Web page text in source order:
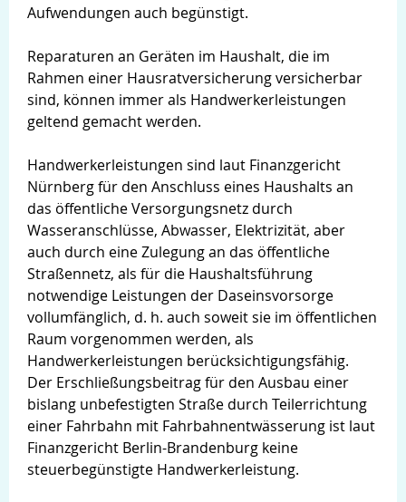
Aufwendungen auch begünstigt.
Reparaturen an Geräten im Haushalt, die im
Rahmen einer Hausratversicherung versicherbar
sind, können immer als Handwerkerleistungen
geltend gemacht werden.
Handwerkerleistungen sind laut Finanzgericht
Nürnberg für den Anschluss eines Haushalts an
das öffentliche Versorgungsnetz durch
Wasseranschlüsse, Abwasser, Elektrizität, aber
auch durch eine Zulegung an das öffentliche
Straßennetz, als für die Haushaltsführung
notwendige Leistungen der Daseinsvorsorge
vollumfänglich, d. h. auch soweit sie im öffentlichen
Raum vorgenommen werden, als
Handwerkerleistungen berücksichtigungsfähig.
Der Erschließungsbeitrag für den Ausbau einer
bislang unbefestigten Straße durch Teilerrichtung
einer Fahrbahn mit Fahrbahnentwässerung ist laut
Finanzgericht Berlin-Brandenburg keine
steuerbegünstigte Handwerkerleistung.